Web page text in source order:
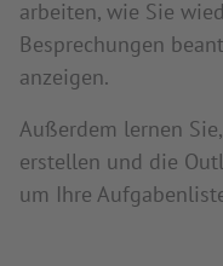
arbeiten, wie Sie
Besprechungen
anzeigen.
Außerdem lernen
erstellen und die
um Ihre